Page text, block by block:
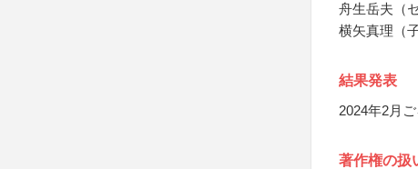
舟生岳夫（
横矢真理（
結果発表
2024年2月
著作権の扱